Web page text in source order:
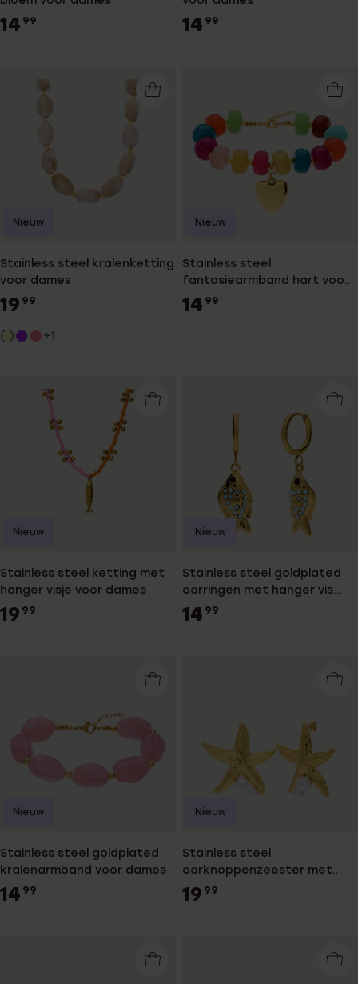
14 99 14 99
Stainless steel kralenketting
voor dames
19 99
+1
Nieuw
Stainless steel
fantasiearmband hart voor
dames
14 99
Nieuw
Stainless steel ketting met
hanger visje voor dames
19 99
Nieuw
Stainless steel goldplated
oorringen met hanger vis
voor dames
14 99
Nieuw
Stainless steel goldplated
kralenarmband voor dames
14 99
Nieuw
Stainless steel
oorknoppenzeester met
parel voor dames
19 99
Nieuw